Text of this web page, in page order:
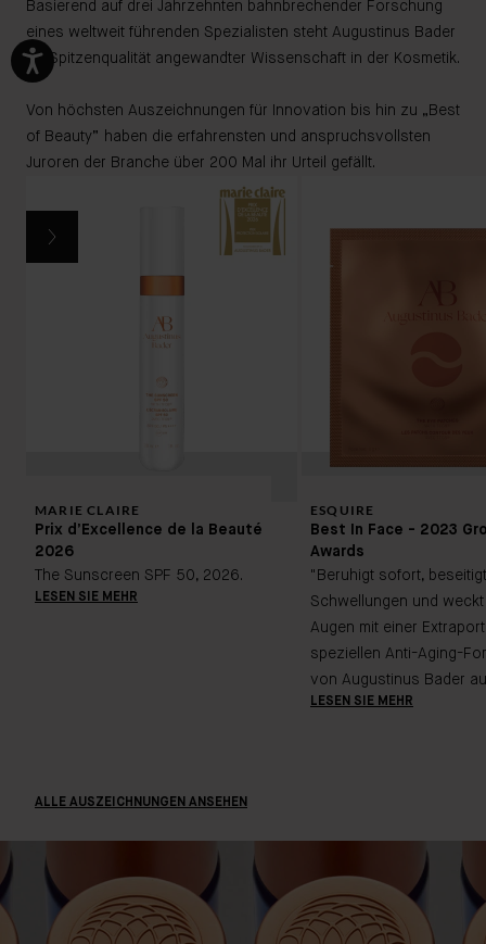
Basierend auf drei Jahrzehnten bahnbrechender Forschung
eines weltweit führenden Spezialisten steht Augustinus Bader
für Spitzenqualität angewandter Wissenschaft in der Kosmetik.
Von höchsten Auszeichnungen für Innovation bis hin zu „Best
of Beauty” haben die erfahrensten und anspruchsvollsten
Juroren der Branche über 200 Mal ihr Urteil gefällt.
MARIE CLAIRE
Prix d’Excellence de la Beauté
2026
The Sunscreen SPF 50, 2026.
LESEN SIE MEHR
ESQUIRE
Best In Face - 2023
Awards
"Beruhigt sofort, beseitigt
Schwellungen und weckt
Augen mit einer
speziellen Anti-Aging-
von Augustinus Bader
LESEN SIE MEHR
ALLE AUSZEICHNUNGEN ANSEHEN